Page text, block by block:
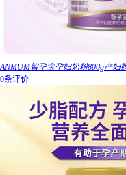
ANMUM智孕宝孕妇奶粉800g产妇
0条评价